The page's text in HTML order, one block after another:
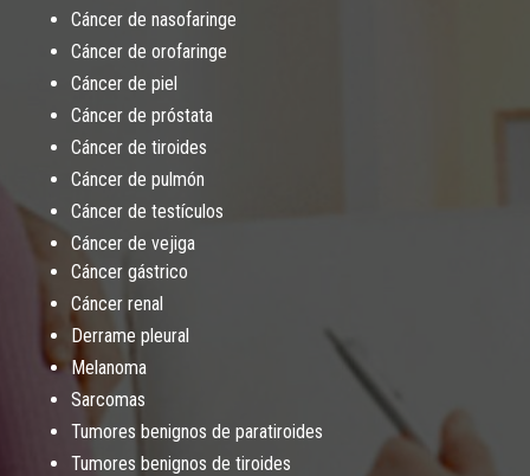
Cáncer de nasofaringe
Cáncer de orofaringe
Cáncer de piel
Cáncer de próstata
Cáncer de tiroides
Cáncer de pulmón
Cáncer de testículos
Cáncer de vejiga
Cáncer gástrico
Cáncer renal
Derrame pleural
Melanoma
Sarcomas
Tumores benignos de paratiroides
Tumores benignos de tiroides